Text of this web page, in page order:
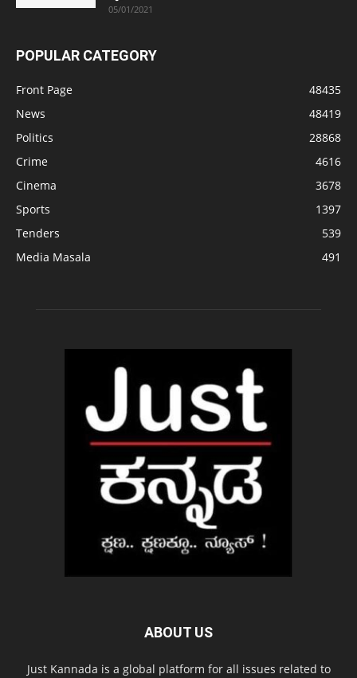
05/01/2021
POPULAR CATEGORY
Front Page
48435
News
48419
Politics
28868
Crime
4616
Cinema
3678
Sports
1397
Tenders
539
Media Masala
491
ABOUT US
Just Kannada is a global platform for all issues related to